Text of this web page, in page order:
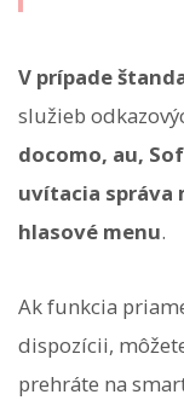
V prípade
služieb
docomo, au,
uvítacia správa
hlasové menu.
Ak funkcia
dispozícii,
prehráte na